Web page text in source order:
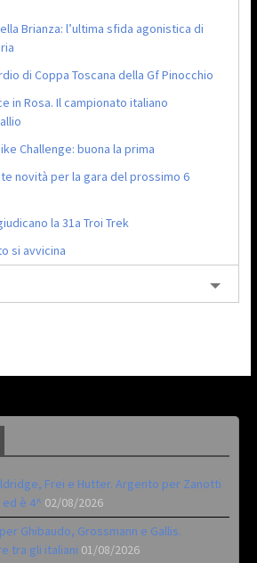
Brianza: l’ultima sfida agonistica di
di Coppa Toscana della Gf Pinocchio
in Rosa. Il campionato italiano
Challenge: buona la prima
novità per la gara del prossimo 6
la 31a Troi Trek
si avvicina
Frei e Hutter. Argento per Zanotti
è 4^ 02/08/2026
Ghibaudo, Grossmann e Gallis.
tra gli italiani 01/08/2026